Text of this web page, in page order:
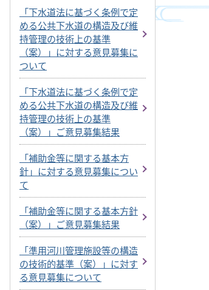
「下水道法に基づく条例で定
める公共下水道の構造及び維
持管理の技術上の基準
（案）」に対する意見募集に
ついて
「下水道法に基づく条例で定
める公共下水道の構造及び維
持管理の技術上の基準
（案）」ご意見募集結果
「補助金等に関する基本方
針」に対する意見募集につい
て
「補助金等に関する基本方針
（案）」ご意見募集結果
「準用河川管理施設等の構造
の技術的基準（案）」に対す
る意見募集について